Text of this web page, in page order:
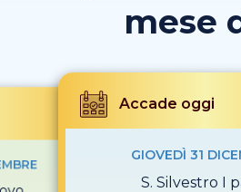
mese
Accade oggi
GIOVEDÌ 31
S. Silvestro I